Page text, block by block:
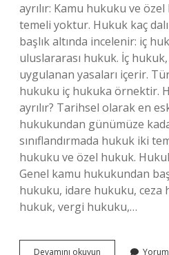
ayrılır: Kamu hukuku ve
temeli yoktur. Hukuk kaç
başlık altında incelenir: iç
uluslararası hukuk. İç
uygulanan yasaları içerir.
hukuku iç hukuka örnektir.
ayrılır? Tarihsel olarak en
hukukundan günümüze
sınıflandırmada hukuk iki
hukuku ve özel hukuk.
Genel kamu hukukundan
hukuku, idare hukuku, ceza
hukuk, vergi hukuku,…
Devamını okuyun